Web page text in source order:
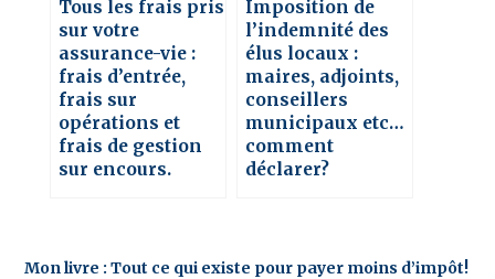
Tous les frais pris
sur votre
assurance-vie :
frais d’entrée,
frais sur
opérations et
frais de gestion
sur encours.
Imposition de
l’indemnité des
élus locaux :
maires, adjoints,
conseillers
municipaux etc…
comment
déclarer?
Mon livre : Tout ce qui existe pour payer moins d’impôt!